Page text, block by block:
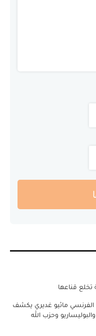
تخلع قناعها
ماثيو غديري يكشف
وحزب الله